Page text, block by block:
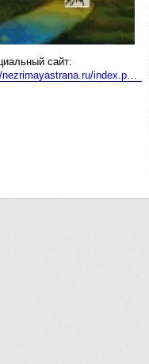
сайт:
http://nezrimayastrana.ru/index.php?grid=2